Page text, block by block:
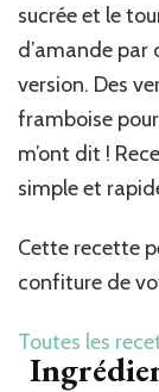
sucrée et le
d’amande
version. Des
framboise
m’ont dit !
simple et
Cette recette
confiture de
Toutes les